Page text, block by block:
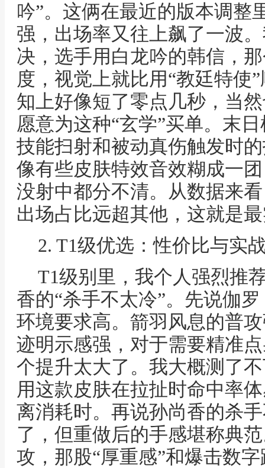
吟”。这俩在最近的版本调整
强，出场率又往上飙了一波
决，选手用白龙吟的韩信，
度，视觉上就比用“教廷特使
知上好像短了零点几秒，当
愿意为这种“玄学”买单。末
技能扫射和被动真伤触发时
像有些皮肤特效音效糊成一
没射中都分不清。从数据来
出场占比远超其他，这就是
2. T1级优选：性价比与实
T1级别里，我个人强烈推
香的“杀手不太冷”。先说伽
环境要求高。箭羽风息的普
迹明示感强，对于需要精准
个提升太大了。我大概测了
用这款皮肤在拉扯时命中率
离消耗时。再说孙尚香的杀
了，但重做后的手感堪称典
攻，那股“厚重感”和爆击数